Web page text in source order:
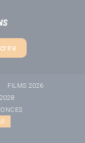
FILMS 2026